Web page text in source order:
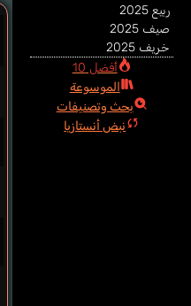
ربيع 2025
صيف 2025
خريف 2025
أفضل 10
الموسوعة
بحث وتصنيفات
نبض أنستازيا